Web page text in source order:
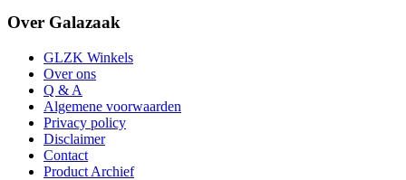
Over Galazaak
GLZK Winkels
Over ons
Q & A
Algemene voorwaarden
Privacy policy
Disclaimer
Contact
Product Archief